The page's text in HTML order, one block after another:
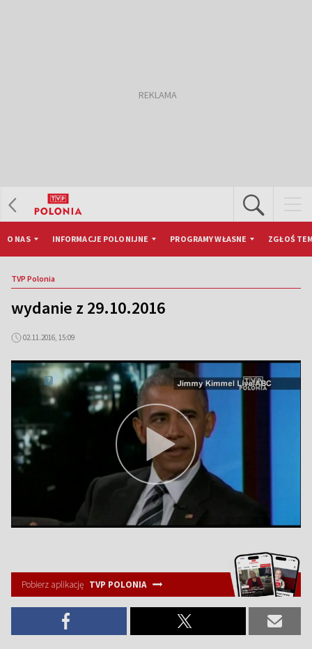
O NAS INFORMACJE POLONIJNE PROGRAMY WŁASNE ZGŁOŚ
TVP Polonia
wydanie z 29.10.2016
02.11.2016, 15:09
Pobierz aplikację TVP POLONIA